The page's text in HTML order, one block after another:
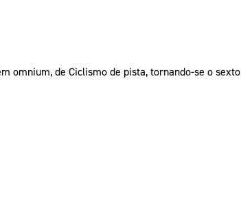
omnium, de Ciclismo de pista, tornando-se o sexto